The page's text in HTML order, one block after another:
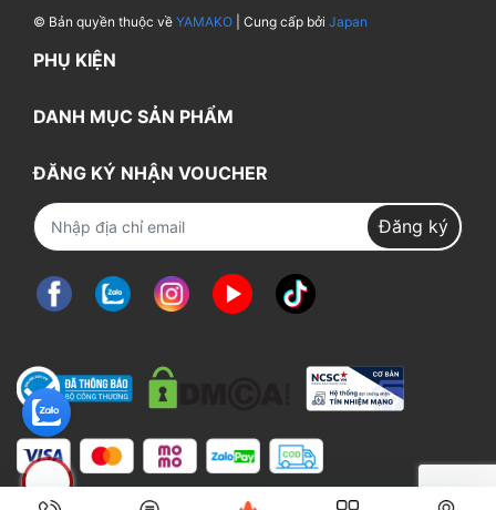
© Bản quyền thuộc về YAMAKO | Cung cấp bởi Japan
PHỤ KIỆN
DANH MỤC SẢN PHẨM
ĐĂNG KÝ NHẬN VOUCHER
Đăng ký